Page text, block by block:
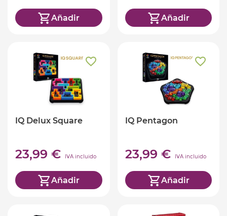
Añadir Añadir
IQ Delux Square
23,99 € IVA incluido
Añadir
IQ Pentagon
23,99 € IVA incluido
Añadir